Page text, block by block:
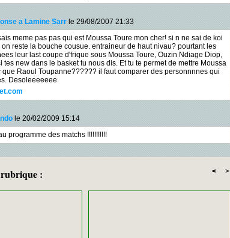
a Lamine Sarr le 29/08/2007 21:33
meme pas pas qui est Moussa Toure mon cher! si n ne sai de koi
reste la bouche cousue. entraineur de haut nivau? pourtant les
leur last coupe d'frique sous Moussa Toure, Ouzin Ndiage Diop,
tes new dans le basket tu nous dis. Et tu te permet de mettre Moussa
que Raoul Toupanne?????? il faut comparer des personnnnes qui
Desoleeeeeee
le 20/02/2009 15:14
programme des matchs !!!!!!!!!!!
: < >